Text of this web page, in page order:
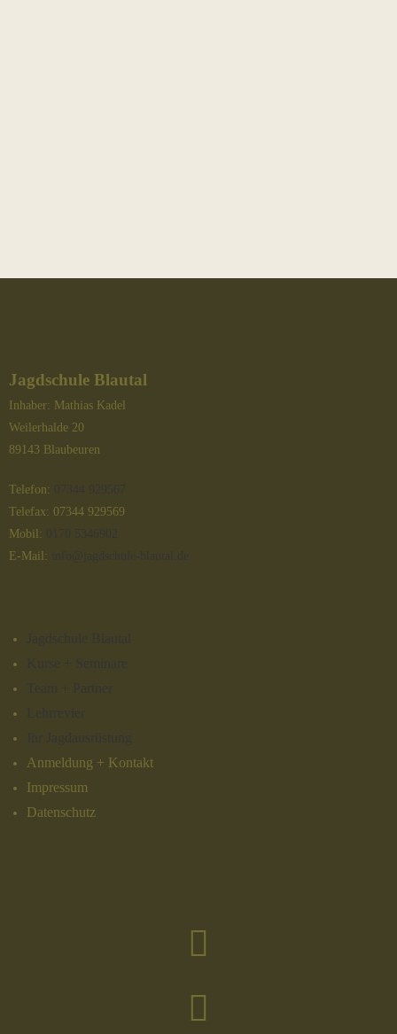
Jagdschule Blautal
Inhaber: Mathias Kadel
Weilerhalde 20
89143 Blaubeuren
Telefon:
Telefax: 07344 929569
Mobil:
E-Mail:
Anmeldung + Kontakt
Impressum
Datenschutz